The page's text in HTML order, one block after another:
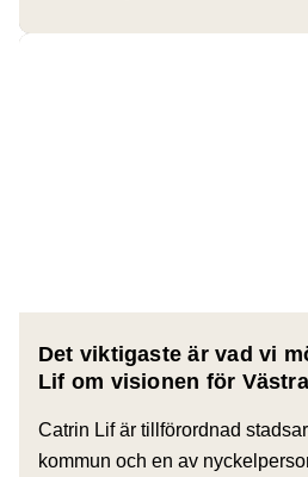
Det viktigaste är vad vi
Lif om visionen för
Catrin Lif är tillförordnad
kommun och en av